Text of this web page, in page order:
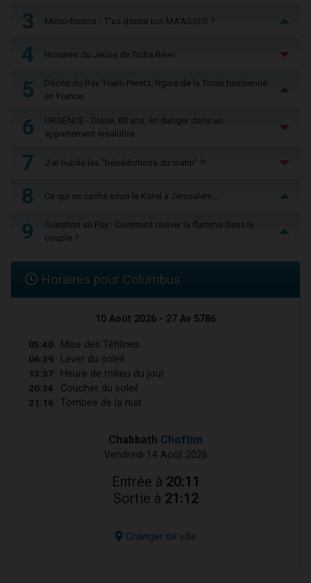
3 Micro-trottoir - T'as donné ton MA’ASSER ?
4 Horaires du Jeûne de Ticha Béav
5
Décès du Rav ‘Haïm Peretz, figure de la Torah tunisienne
en France
6
URGENCE - Diane, 80 ans, en danger dans un
appartement insalubre
7 J'ai oublié les "bénédictions du matin" ?!
8 Ce qui se cache sous le Kotel à Jérusalem...
9
Question au Psy : Comment raviver la flamme dans le
couple ?
Horaires pour Columbus
10 Août 2026 - 27 Av 5786
05:40 Mise des Téfilines
06:39 Lever du soleil
13:37 Heure de milieu du jour
20:34 Coucher du soleil
21:16 Tombée de la nuit
Chabbath Choftim
Vendredi 14 Août 2026
Entrée à 20:11
Sortie à 21:12
Changer de ville